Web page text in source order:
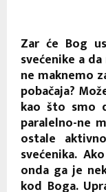
Zar će Bog
svećenike a
ne maknemo
pobačaja?
kao što smo
paralelno-ne
ostale
svećenika.
onda ga je
kod Boga.